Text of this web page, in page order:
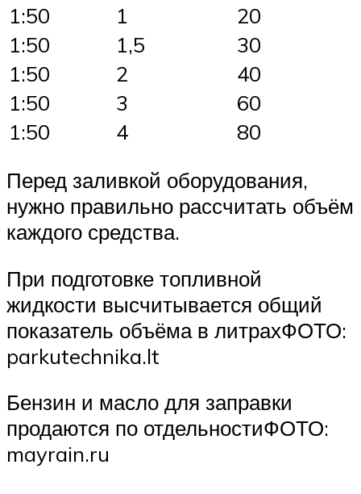
1:50
1
20
1:50
1,5
30
1:50
2
40
1:50
3
60
1:50
4
80
Перед заливкой оборудования,
нужно правильно рассчитать объём
каждого средства.
При подготовке топливной
жидкости высчитывается общий
показатель объёма в литрахФОТО:
parkutechnika.lt
Бензин и масло для заправки
продаются по отдельностиФОТО:
mayrain.ru